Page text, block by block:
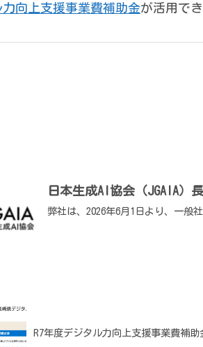
向上支援事業費補助金が活用でき
日本生成AI協会（JGAIA）
弊社は、2026年6月1日より、一般
R7年度デジタル力向上支援事業費補助